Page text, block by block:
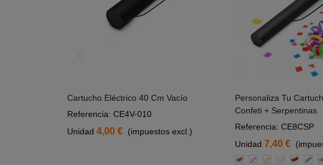
Cartucho Eléctrico 40 Cm Vacío
Referencia: CE4V-010
Unidad 4,00 € (impuestos excl.)
Personaliza Tu
Confeti + Serpentinas
Referencia: CE8CSP
Unidad 7,40 €
Multicolor
RosaAmarillas
BlancoRojoAzul